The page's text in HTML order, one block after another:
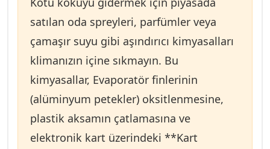
ile sökülerek veya yerinde özel basınçlı
yıkama makinaları kullanılarak temizlenmesi
zorunludur.
akışını engeller, bu da fan motorunun daha
fazla zorlanmasına ve elektrik tüketiminin
artmasına neden olabilir. Hatta uzun vadede
**Kapasitör** zorlanmasına yol açabilir.
ulaşmak için iç ünitenin bazı plastik
aksamlarının sökülmesi gerekir. Amatör
müdahale, *Fan Motoru* bağlantılarına veya
satılan oda spreyleri, parfümler veya
çamaşır suyu gibi aşındırıcı kimyasalları
klimanızın içine sıkmayın. Bu
kimyasallar, Evaporatör finlerinin
(alüminyum petekler) oksitlenmesine,
plastik aksamın çatlamasına ve
elektronik kart üzerindeki **Kart